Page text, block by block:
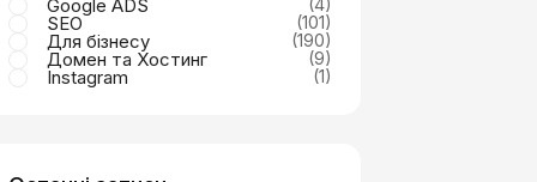
Google ADS (4)
SEO (101)
Для бізнесу (190)
Домен та Хостинг (9)
Instagram (1)